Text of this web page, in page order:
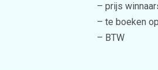
– prijs
– te boeken
– BTW